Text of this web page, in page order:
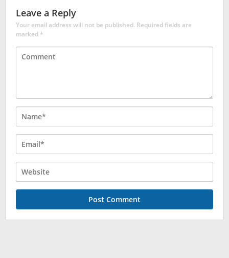
Leave a Reply
Your email address will not be published. Required fields are
marked*